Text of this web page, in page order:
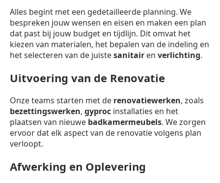
Alles begint met een gedetailleerde planning. We
bespreken jouw wensen en eisen en maken een plan
dat past bij jouw budget en tijdlijn. Dit omvat het
kiezen van materialen, het bepalen van de indeling en
het selecteren van de juistesanitair en verlichting.
Uitvoering van de Renovatie
Onze teams starten met de renovatiewerken, zoals
bezettingswerken, gyproc installaties en het
plaatsen van nieuwe badkamermeubels. We zorgen
ervoor dat elk aspect van de renovatie volgens plan
verloopt.
Afwerking en Oplevering